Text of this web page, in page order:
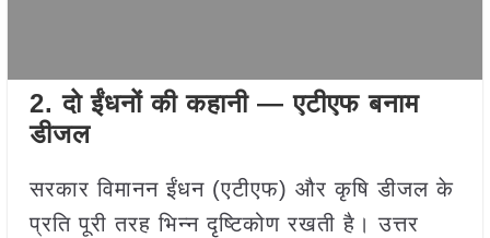
2. दो ईंधनों की कहानी — एटीएफ बनाम
डीजल
सरकार विमानन ईंधन (एटीएफ) और कृषि डीजल के
प्रति पूरी तरह भिन्न दृष्टिकोण रखती है। उत्तर